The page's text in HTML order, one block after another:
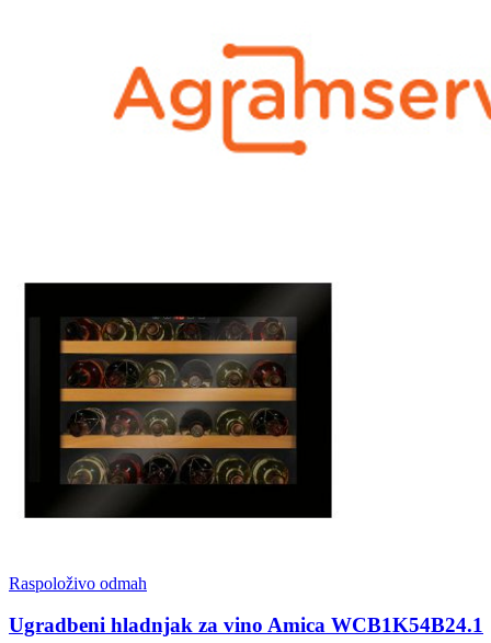
Raspoloživo odmah
Ugradbeni hladnjak za vino Amica WCB1K54B24.1